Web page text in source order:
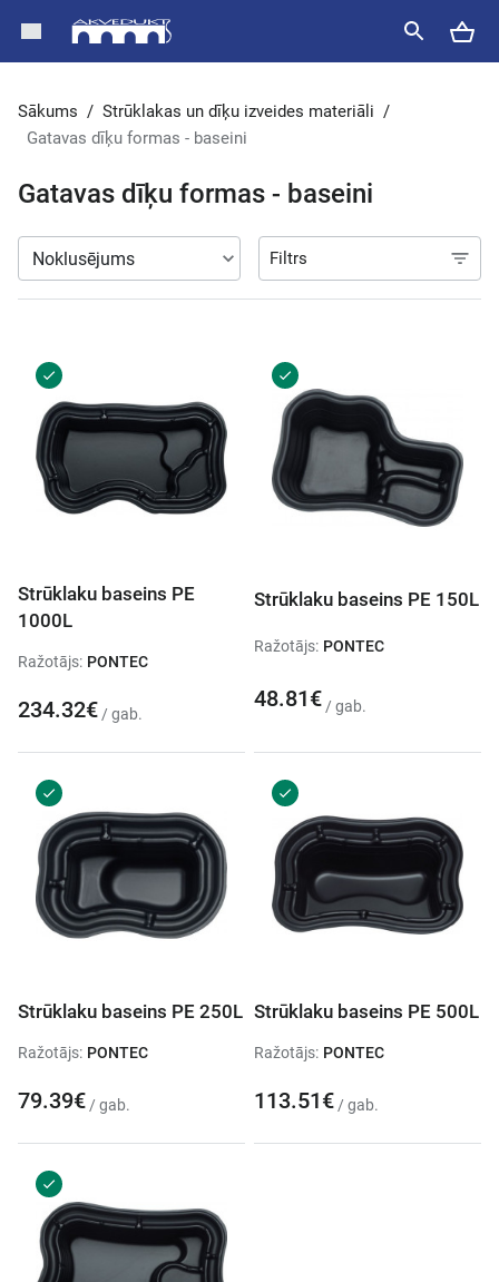
Sākums / Strūklakas un dīķu izveides materiāli /
Gatavas dīķu formas - baseini
Gatavas dīķu formas - baseini
Filtrs
Strūklaku baseins PE
1000L
Ražotājs: PONTEC
234.32€ / gab.
Strūklaku baseins PE 150L
Ražotājs: PONTEC
48.81€ / gab.
Strūklaku baseins PE 250L
Ražotājs: PONTEC
79.39€ / gab.
Strūklaku baseins PE 500L
Ražotājs: PONTEC
113.51€ / gab.